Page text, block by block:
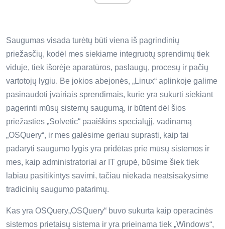
Saugumas visada turėtų būti viena iš pagrindinių
priežasčių, kodėl mes siekiame integruotų sprendimų tiek
viduje, tiek išorėje aparatūros, paslaugų, procesų ir pačių
vartotojų lygiu. Be jokios abejonės, „Linux“ aplinkoje galime
pasinaudoti įvairiais sprendimais, kurie yra sukurti siekiant
pagerinti mūsų sistemų saugumą, ir būtent dėl ​​šios
priežasties „Solvetic“ paaiškins specialųjį, vadinamą
„OSQuery“, ir mes galėsime geriau suprasti, kaip tai
padaryti saugumo lygis yra pridėtas prie mūsų sistemos ir
mes, kaip administratoriai ar IT grupė, būsime šiek tiek
labiau pasitikintys savimi, tačiau niekada neatsisakysime
tradicinių saugumo patarimų.
Kas yra OSQuery„OSQuery“ buvo sukurta kaip operacinės
sistemos prietaisų sistema ir yra prieinama tiek „Windows“,